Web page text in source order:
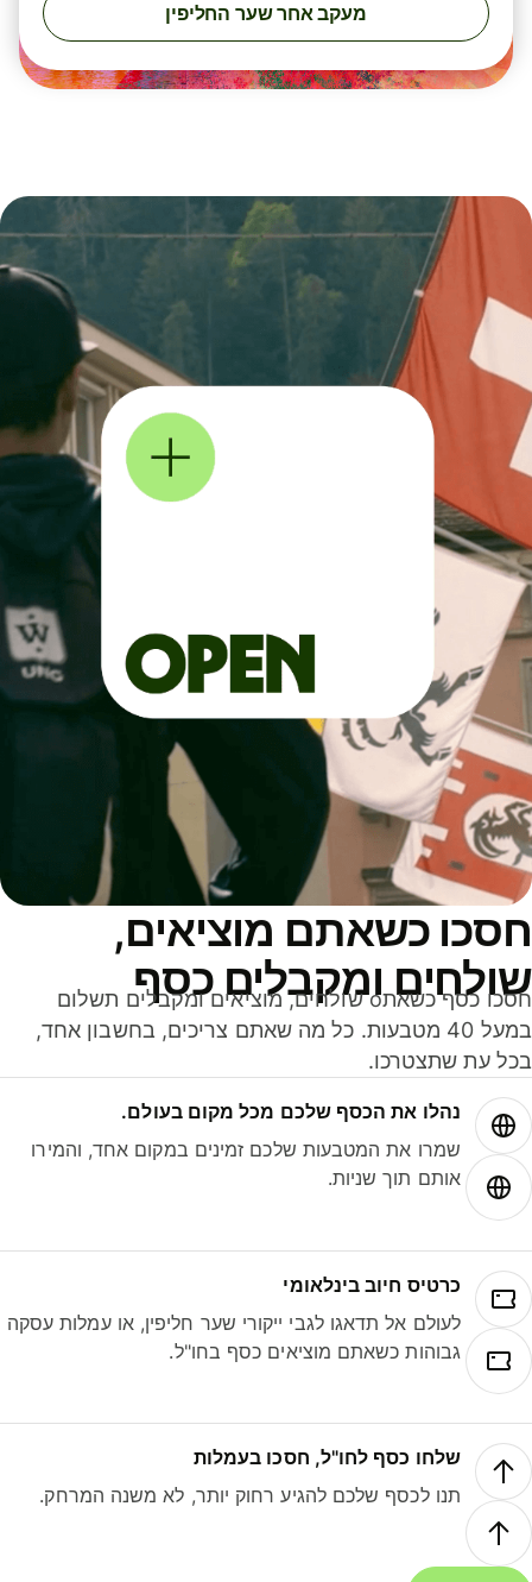
מעקב אחר שער החליפין
כשאתם מוציאים,
ומקבלים כסף
חסכו כסף כשאתo שולחים, מוציאים ומקבלים תשלום
במעל 40 מטבעות. כל מה שאתם צריכים, בחשבון אחד,
עת שתצטרכו.
נהלו את הכסף שלכם מכל מקום בעולם.
שמרו את המטבעות שלכם זמינים במקום אחד, והמירו
אותם תוך שניות.
כרטיס חיוב בינלאומי
לעולם אל תדאגו לגבי ייקורי שער חליפין, או עמלות עסקה
גבוהות כשאתם מוציאים כסף בחו"ל.
שלחו כסף לחו"ל, חסכו בעמלות
תנו לכסף שלכם להגיע רחוק יותר, לא משנה המרחק.